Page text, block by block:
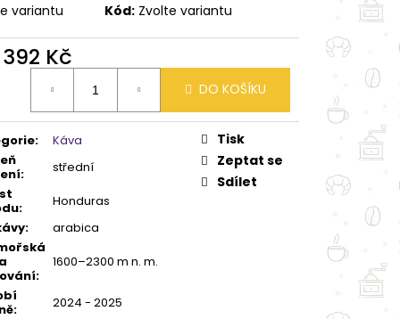
variantu Kód: Zvolte variantu
392 Kč
DO KOŠÍKU
:
Káva
:
střední
:
Honduras
:
arabica
:
1600–2300 m n. m.
: 2024 - 2025
Tisk
Zeptat se
Sdílet